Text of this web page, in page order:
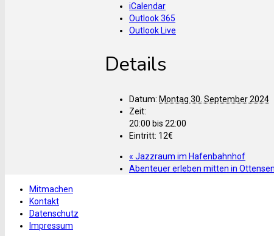
iCalendar
Outlook 365
Outlook Live
Details
Datum: Montag 30. September 2024
Zeit:
20:00 bis 22:00
Eintritt: 12€
« Jazzraum im Hafenbahnhof
Abenteuer erleben mitten in Ottensen
Mitmachen
Kontakt
Datenschutz
Impressum